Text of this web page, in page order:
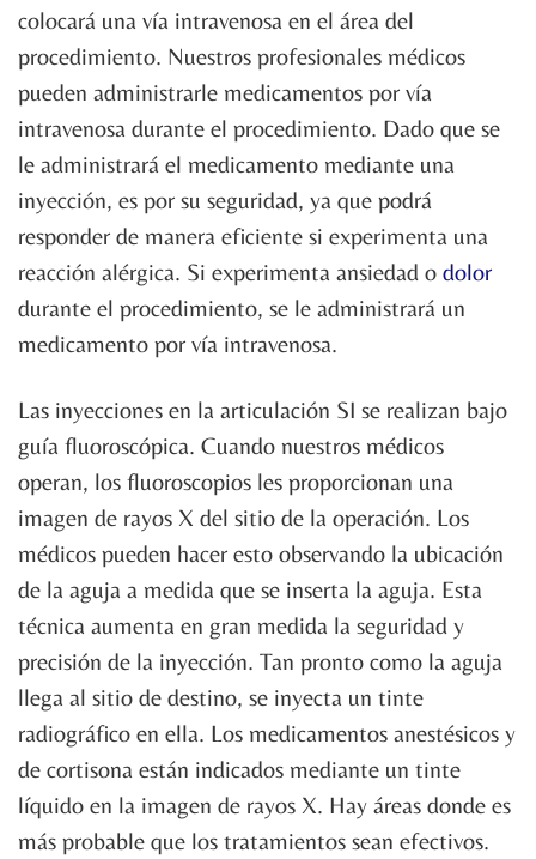
colocará una vía intravenosa en el área del
procedimiento. Nuestros profesionales médicos
pueden administrarle medicamentos por vía
intravenosa durante el procedimiento. Dado que se
le administrará el medicamento mediante una
inyección, es por su seguridad, ya que podrá
responder de manera eficiente si experimenta una
reacción alérgica. Si experimenta ansiedad o dolor
durante el procedimiento, se le administrará un
medicamento por vía intravenosa.
Las inyecciones en la articulación SI se realizan bajo
guía fluoroscópica. Cuando nuestros médicos
operan, los fluoroscopios les proporcionan una
imagen de rayos X del sitio de la operación. Los
médicos pueden hacer esto observando la ubicación
de la aguja a medida que se inserta la aguja. Esta
técnica aumenta en gran medida la seguridad y
precisión de la inyección. Tan pronto como la aguja
llega al sitio de destino, se inyecta un tinte
radiográfico en ella. Los medicamentos anestésicos y
de cortisona están indicados mediante un tinte
líquido en la imagen de rayos X. Hay áreas donde es
más probable que los tratamientos sean efectivos.